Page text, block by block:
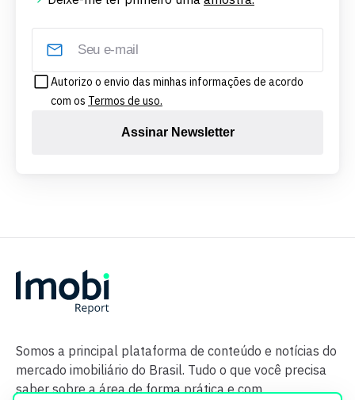
Autorizo o envio das minhas informações de acordo
com os Termos de uso.
Assinar Newsletter
Somos a principal plataforma de conteúdo e notícias do
mercado imobiliário do Brasil. Tudo o que você precisa
saber sobre a área de forma prática e com